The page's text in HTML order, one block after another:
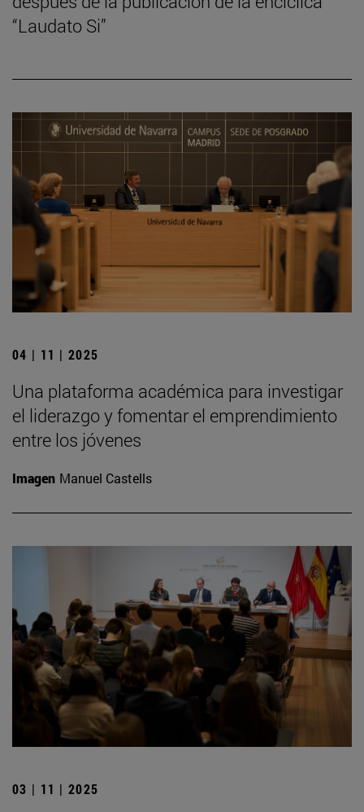
“Laudato Si”
04 | 11 | 2025
Una plataforma académica para investigar
el liderazgo y fomentar el emprendimiento
entre los jóvenes
Imagen Manuel Castells
03 | 11 | 2025